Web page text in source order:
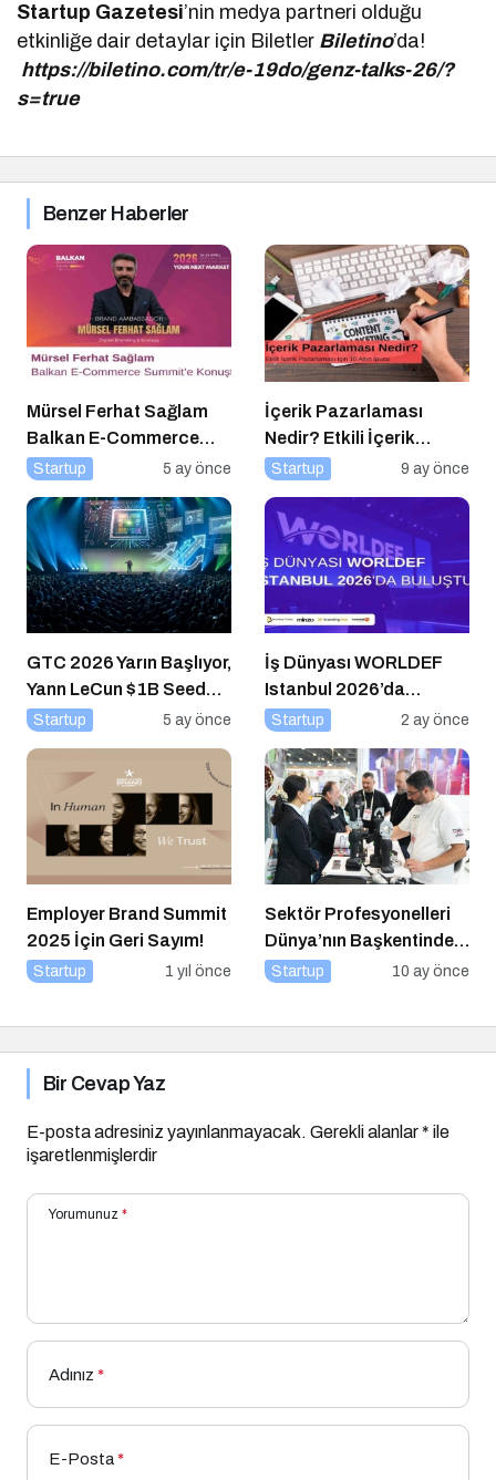
Startup Gazetesi’nin medya partneri olduğu
etkinliğe dair detaylar için Biletler Biletino’da!
https://biletino.com/tr/e-19do/genz-talks-26/?
s=true
Benzer Haberler
Mürsel Ferhat Sağlam
Balkan E-Commerce
Summit’e Konuştu
Startup 5 ay önce
İçerik Pazarlaması
Nedir? Etkili İçerik
Pazarlaması İçin 10
Startup 9 ay önce
GTC 2026 Yarın Başlıyor,
Yann LeCun $1B Seed
Aldı: AI Fonlama
Startup 5 ay önce
İş Dünyası WORLDEF
Istanbul 2026’da
Buluştu
Startup 2 ay önce
Employer Brand Summit
2025 İçin Geri Sayım!
Startup 1 yıl önce
Sektör Profesyonelleri
Dünya’nın Başkentinde
Buluşacak!
Startup 10 ay önce
Bir Cevap Yaz
E-posta adresiniz yayınlanmayacak. Gerekli alanlar* ile
işaretlenmişlerdir
Yorumunuz *
Adınız *
E-Posta*